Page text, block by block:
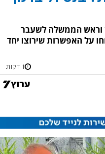
וראש הממשלה לשעבר
על האפשרות שירוצו יחד
1 דקות